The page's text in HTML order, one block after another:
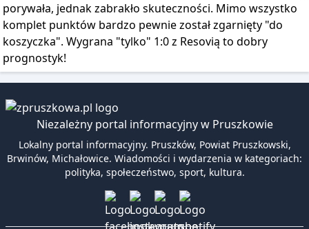
porywała, jednak zabrakło skuteczności. Mimo wszystko
komplet punktów bardzo pewnie został zgarnięty "do
koszyczka". Wygrana "tylko" 1:0 z Resovią to dobry
prognostyk!
Niezależny portal informacyjny w Pruszkowie
Lokalny portal informacyjny. Pruszków, Powiat Pruszkowski,
Brwinów, Michałowice. Wiadomości i wydarzenia w kategoriach:
polityka, społeczeństwo, sport, kultura.